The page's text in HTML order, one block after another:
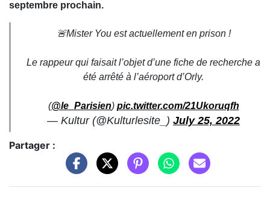
septembre prochain.
🚨Mister You est actuellement en prison !
Le rappeur qui faisait l’objet d’une fiche de recherche a
été arrêté à l’aéroport d’Orly.
(@le_Parisien) pic.twitter.com/21Ukoruqfh
— Kultur (@Kulturlesite_) July 25, 2022
Partager :